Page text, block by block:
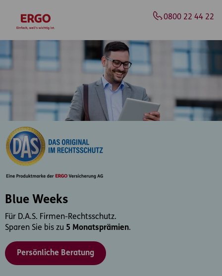
0800 22 44 22
Blue Weeks
Für D.A.S. Firmen-Rechtsschutz.
Sparen Sie bis zu 5 Monatsprämien.
Persönliche Beratung